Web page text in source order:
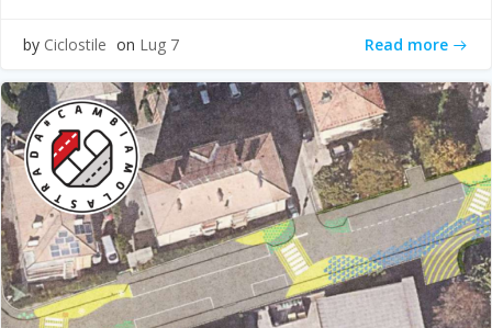
by Ciclostile on Lug 7 Read more